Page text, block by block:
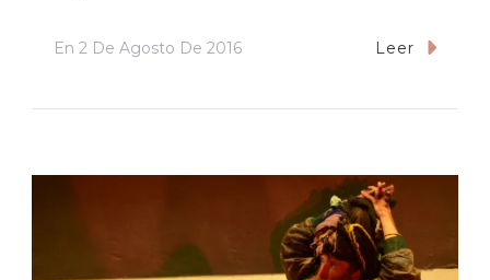
En 2 De Agosto De 2016 Leer